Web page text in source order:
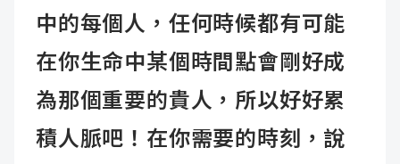
中的每個人，任何時候都有可能
在你生命中某個時間點會剛好成
為那個重要的貴人，所以好好累
積人脈吧！在你需要的時刻，說